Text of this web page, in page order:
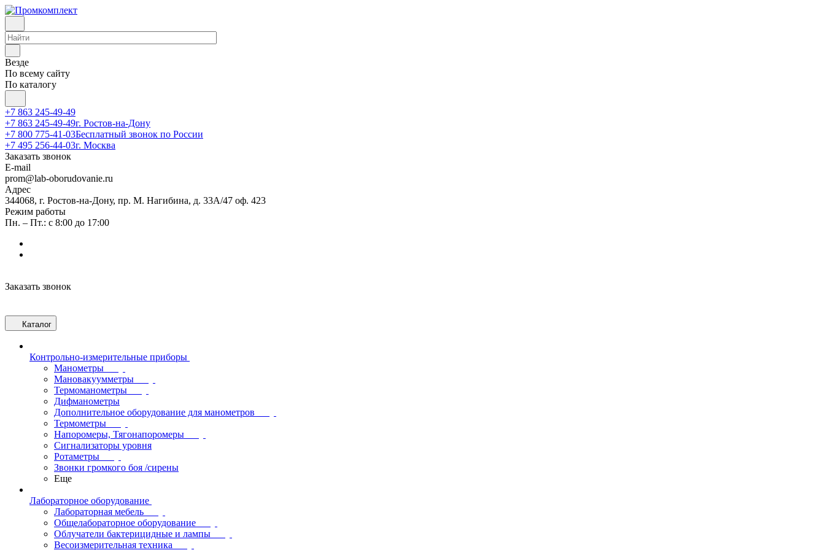
Везде
По всему сайту
По каталогу
+7 863 245-49-49
+7 863 245-49-49г. Ростов-на-Дону
+7 800 775-41-03Бесплатный звонок по России
+7 495 256-44-03г. Москва
Заказать звонок
E-mail
prom@lab-oborudovanie.ru
Адрес
344068, г. Ростов-на-Дону, пр. М. Нагибина, д. 33А/47 оф. 423
Режим работы
Пн. – Пт.: с 8:00 до 17:00
Заказать звонок
Каталог
Контрольно-измерительные приборы
Манометры
Мановакуумметры
Термоманометры
Дифманометры
Дополнительное оборудование для манометров
Термометры
Напоромеры, Тягонапоромеры
Сигнализаторы уровня
Ротаметры
Звонки громкого боя /сирены
Еще
Лабораторное оборудование
Лабораторная мебель
Общелабораторное оборудование
Облучатели бактерицидные и лампы
Весоизмерительная техника